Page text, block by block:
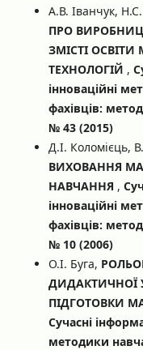
А.В. Іванчук,
ПРО
ЗМІСТІ
ТЕХНОЛОГІЙ ,
інноваційні
фахівців:
№ 43 (2015)
Д.І. Коломієць,
ВИХОВАННЯ
НАВЧАННЯ ,
інноваційні
фахівців:
№ 10 (2006)
О.І. Буга,
ДИДАКТИЧНОЇ
ПІДГОТОВКИ
Сучасні
методики